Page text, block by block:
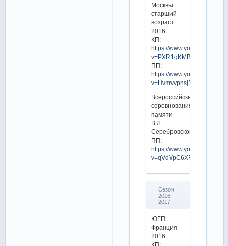
Москвы
старший
возраст
2016
КП:
https://www.youtube.com/
v=PXR1gKMBsOg
ПП:
https://www.youtube.com/
v=HvmvvpnsjEU
Всероссийские
соревнования
памяти
В.Л.
Серебровского
ПП:
https://www.youtube.com/
v=qVdYpC6XFqs
Сезон
2016-
2017
ЮГП
Франция
2016
КП: